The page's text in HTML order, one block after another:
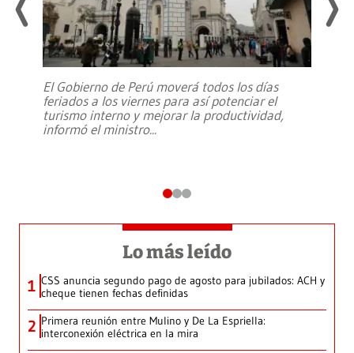
El Gobierno de Perú moverá todos los días
feriados a los viernes para así potenciar el
turismo interno y mejorar la productividad,
informó el ministro...
Lo más leído
1 CSS anuncia segundo pago de agosto para jubilados: ACH y
cheque tienen fechas definidas
2 Primera reunión entre Mulino y De La Espriella:
interconexión eléctrica en la mira